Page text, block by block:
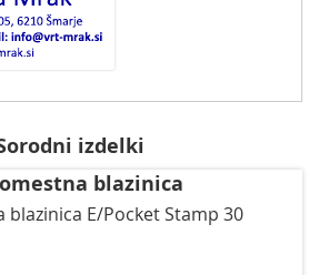
izdelki
blazinica
blazinica E/Pocket Stamp 30